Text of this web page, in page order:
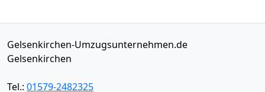
Gelsenkirchen-Umzugsunternehmen.de
Gelsenkirchen
Tel.: 01579-2482325